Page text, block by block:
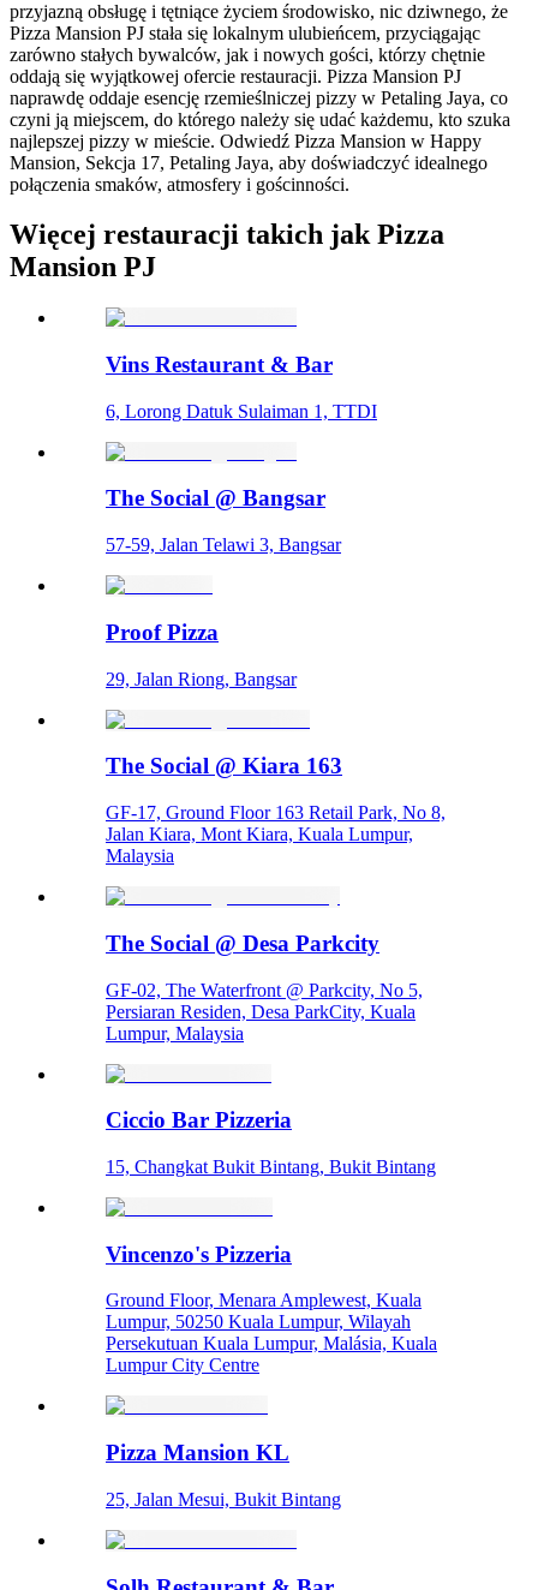
przyjazną obsługę i tętniące życiem środowisko, nic dziwnego, że
Pizza Mansion PJ stała się lokalnym ulubieńcem, przyciągając
zarówno stałych bywalców, jak i nowych gości, którzy chętnie
oddają się wyjątkowej ofercie restauracji. Pizza Mansion PJ
naprawdę oddaje esencję rzemieślniczej pizzy w Petaling Jaya, co
czyni ją miejscem, do którego należy się udać każdemu, kto szuka
najlepszej pizzy w mieście. Odwiedź Pizza Mansion w Happy
Mansion, Sekcja 17, Petaling Jaya, aby doświadczyć idealnego
połączenia smaków, atmosfery i gościnności.
Więcej restauracji takich jak Pizza
Mansion PJ
Vins Restaurant & Bar
6, Lorong Datuk Sulaiman 1, TTDI
The Social @ Bangsar
57-59, Jalan Telawi 3, Bangsar
Proof Pizza
29, Jalan Riong, Bangsar
The Social @ Kiara 163
GF-17, Ground Floor 163 Retail Park, No 8,
Jalan Kiara, Mont Kiara, Kuala Lumpur,
Malaysia
The Social @ Desa Parkcity
GF-02, The Waterfront @ Parkcity, No 5,
Persiaran Residen, Desa ParkCity, Kuala
Lumpur, Malaysia
Ciccio Bar Pizzeria
15, Changkat Bukit Bintang, Bukit Bintang
Vincenzo's Pizzeria
Ground Floor, Menara Amplewest, Kuala
Lumpur, 50250 Kuala Lumpur, Wilayah
Persekutuan Kuala Lumpur, Malásia, Kuala
Lumpur City Centre
Pizza Mansion KL
25, Jalan Mesui, Bukit Bintang